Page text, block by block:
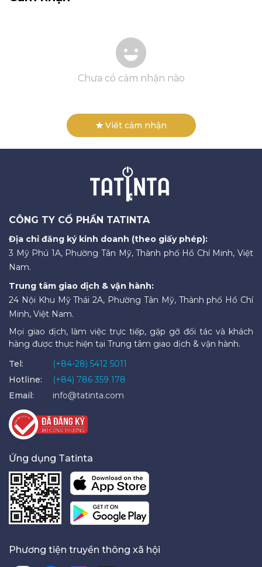
Chưa có cảm nhận nào
Viết cảm nhận
CÔNG TY CỔ PHẦN TATINTA
Địa chỉ đăng ký kinh doanh (theo giấy phép):
3 Mỹ Phú 1A, Phường Tân Mỹ, Thành phố Hồ Chí Minh, Việt
Nam.
Trung tâm giao dịch & vận hành:
24 Nội Khu Mỹ Thái 2A, Phường Tân Mỹ, Thành phố Hồ Chí
Minh, Việt Nam.
Mọi giao dịch, làm việc trực tiếp, gặp gỡ đối tác và khách
hàng được thực hiện tại Trung tâm giao dịch & vận hành.
Tel:
(+84-28) 5412 5011
Hotline:
(+84) 786 359 178
Email:
info@tatinta.com
Ứng dụng Tatinta
Phương tiện truyền thông xã hội